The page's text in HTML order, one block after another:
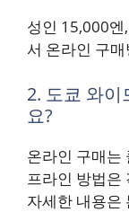
성인 15,000엔
서 온라인 구
2. 도쿄 와
요?
온라인 구매는
프라인 방법은
자세한 내용은